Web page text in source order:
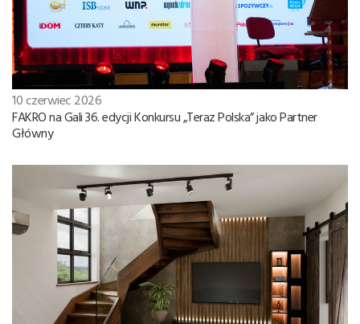
10 czerwiec 2026
FAKRO na Gali 36. edycji Konkursu „Teraz Polska” jako Partner
Główny